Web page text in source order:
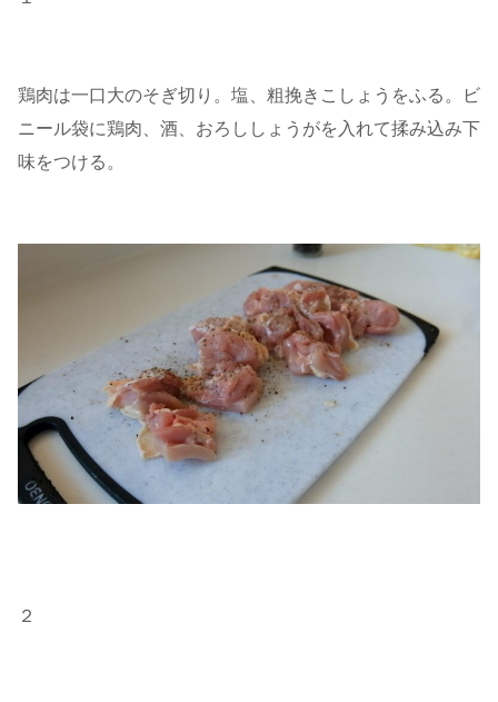
鶏肉は一口大のそぎ切り。塩、粗挽きこしょうをふる。ビ
ニール袋に鶏肉、酒、おろししょうがを入れて揉み込み下
味をつける。
２